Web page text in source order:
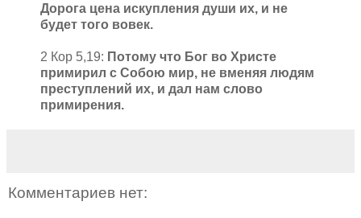
Дорога цена искупления души их, и не
будет того вовек.
2 Кор 5,19: Потому что Бог во Христе
примирил с Собою мир, не вменяя людям
преступлений их, и дал нам слово
примирения.
Комментариев нет: